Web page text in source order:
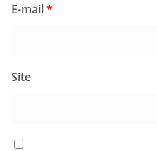
E-mail*
Site